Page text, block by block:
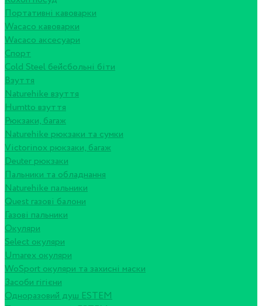
Портативні кавоварки
Wacaco кавоварки
Wacaco аксесуари
Спорт
Cold Steel бейсбольні біти
Взуття
Naturehike взуття
Humtto взуття
Рюкзаки, багаж
Naturehike рюкзаки та сумки
Victorinox рюкзаки, багаж
Deuter рюкзаки
Пальники та обладнання
Naturehike пальники
Quest газові балони
Газові пальники
Окуляри
Select окуляри
Umarex окуляри
WoSport окуляри та захисні маски
Засоби гігієни
Одноразовий душ ESTEM